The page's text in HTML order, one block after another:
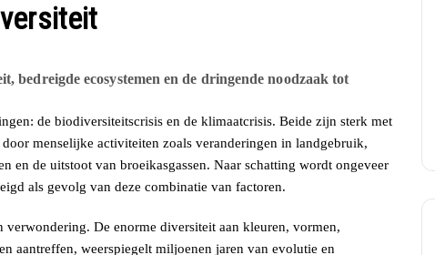
bedreigde ecosystemen en de dringende noodzaak tot
de biodiversiteitscrisis en de klimaatcrisis. Beide zijn sterk met
menselijke activiteiten zoals veranderingen in landgebruik,
de uitstoot van broeikasgassen. Naar schatting wordt ongeveer
als gevolg van deze combinatie van factoren.
De enorme diversiteit aan kleuren, vormen,
aantreffen, weerspiegelt miljoenen jaren van evolutie en